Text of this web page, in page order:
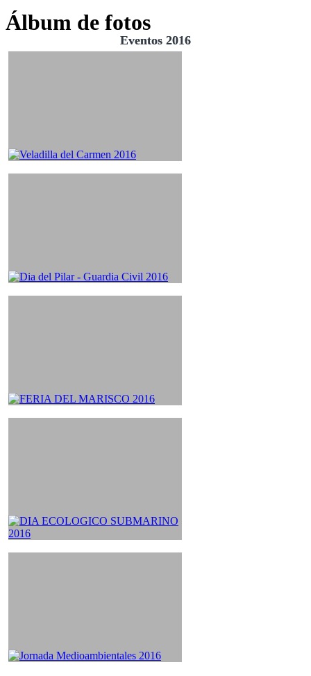
Álbum de fotos
Eventos 2016